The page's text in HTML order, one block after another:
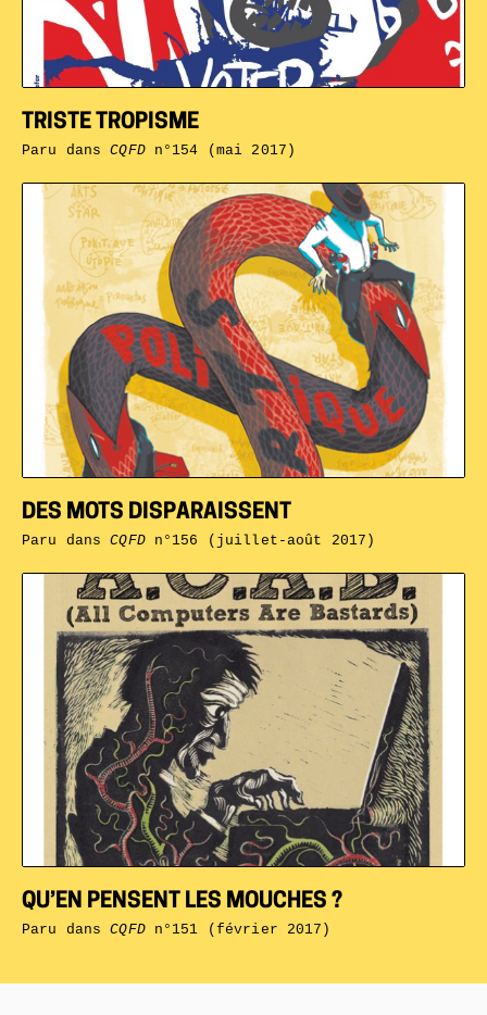
QU’EN PENSENT LES MOUCHES ?
Paru dansCQFDn°151 (février 2017)
DES MOTS DISPARAISSENT
Paru dansCQFDn°156 (juillet-août 2017)
TRISTE TROPISME
Paru dansCQFDn°154 (mai 2017)